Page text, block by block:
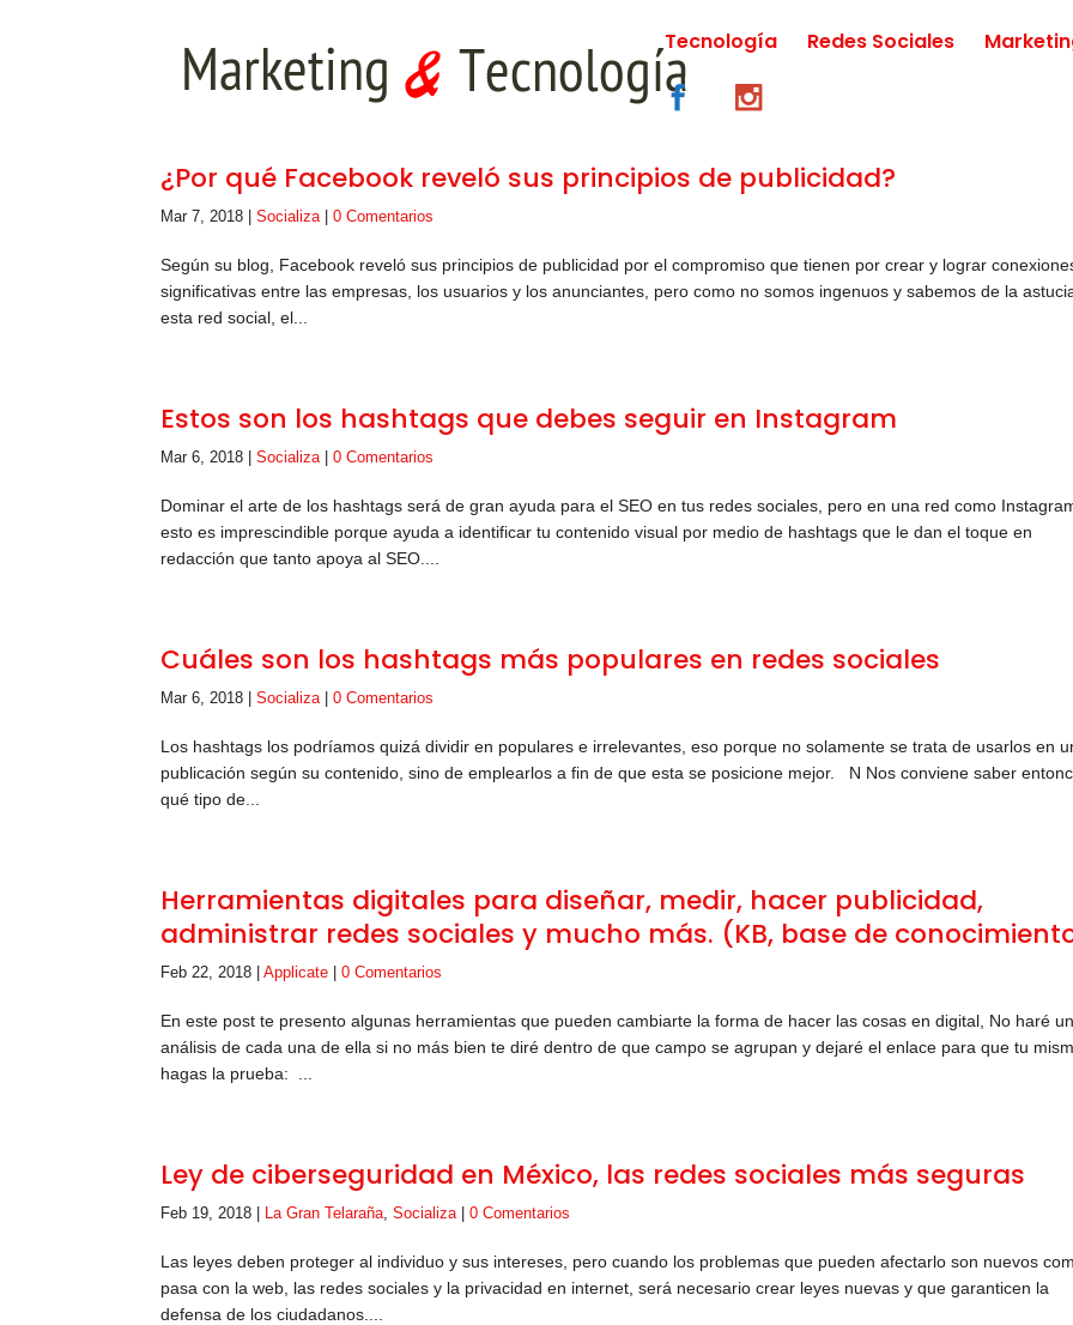
Tecnología Redes Sociales
¿Por qué Facebook reveló sus principios de publicidad?
Mar 7, 2018 |Socializa|0 Comentarios
Según su blog, Facebook reveló sus principios de publicidad por el compromiso que tienen por crear y lograr
significativas entre las empresas, los usuarios y los anunciantes, pero como no somos ingenuos y sabemos de la
esta red social, el...
Estos son los hashtags que debes seguir en Instagram
Mar 6, 2018 |Socializa|0 Comentarios
Dominar el arte de los hashtags será de gran ayuda para el SEO en tus redes sociales, pero en una red como
esto es imprescindible porque ayuda a identificar tu contenido visual por medio de hashtags que le dan el toque en
redacción que tanto apoya al SEO....
Cuáles son los hashtags más populares en redes sociales
Mar 6, 2018 |Socializa|0 Comentarios
Los hashtags los podríamos quizá dividir en populares e irrelevantes, eso porque no solamente se trata de usarlos en
publicación según su contenido, sino de emplearlos a fin de que esta se posicione mejor. N Nos conviene saber
qué tipo de...
Herramientas digitales para diseñar, medir, hacer publicidad,
administrar redes sociales y mucho más. (KB, base de
Feb 22, 2018 |Applicate |0 Comentarios
En este post te presento algunas herramientas que pueden cambiarte la forma de hacer las cosas en digital, No haré un
análisis de cada una de ella si no más bien te diré dentro de que campo se agrupan y dejaré el enlace para que tu
hagas la prueba: ...
Ley de ciberseguridad en México, las redes sociales más seguras
Feb 19, 2018 La Gran Telaraña,Socializa|0 Comentarios
Las leyes deben proteger al individuo y sus intereses, pero cuando los problemas que pueden afectarlo son nuevos
pasa con la web, las redes sociales y la privacidad en internet, será necesario crear leyes nuevas y que garanticen la
defensa de los ciudadanos....